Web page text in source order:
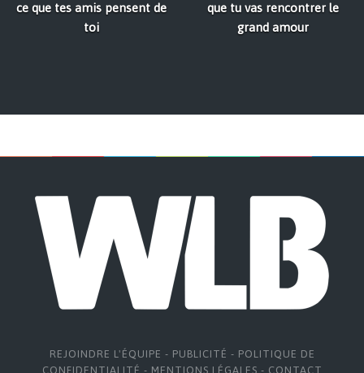
ce que tes amis pensent de
toi
que tu vas rencontrer le
grand amour
REJOINDRE L'ÉQUIPE - PUBLICITÉ - POLITIQUE DE
CONFIDENTIALITÉ - MENTIONS LÉGALES - CONTACT